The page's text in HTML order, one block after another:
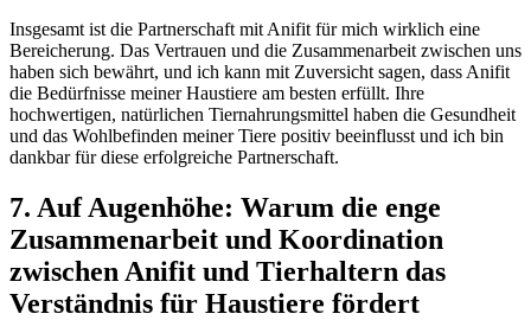
Insgesamt ​ist die ⁤Partnerschaft ‍mit⁢ Anifit für ⁣mich wirklich eine
Bereicherung. Das⁢ Vertrauen und die Zusammenarbeit zwischen⁤ uns
⁢haben sich‌ bewährt, und ich kann mit ‍Zuversicht‍ sagen, dass Anifit
die Bedürfnisse‍ meiner Haustiere am besten erfüllt. Ihre
hochwertigen,⁤ natürlichen Tiernahrungsmittel⁢ haben die Gesundheit
und das Wohlbefinden meiner ‍Tiere ‌positiv beeinflusst ⁤und‍ ich bin
dankbar für diese ⁣erfolgreiche Partnerschaft.
7. Auf Augenhöhe: Warum die enge
⁢Zusammenarbeit und ‍Koordination
zwischen Anifit‌ und‍ Tierhaltern das
Verständnis für Haustiere fördert